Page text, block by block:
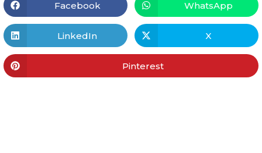
Facebook WhatsApp
LinkedIn X
Pinterest